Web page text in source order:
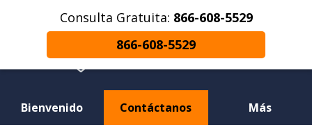
Consulta Gratuita: 866-608-5529
866-608-5529
Bienvenido Contáctanos Más